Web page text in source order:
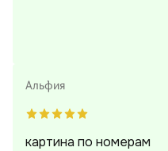
Альфия
картина по номерам